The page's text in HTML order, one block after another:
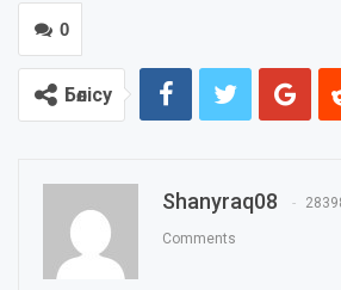
0
Бөлісу
Shanyraq08
Comments